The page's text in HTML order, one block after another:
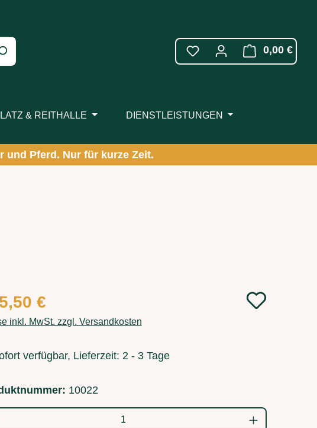
0,00 €
& REITHALLE DIENSTLEISTUNGEN
und Pferd. Nur für kurze Zeit.
Preis:
€
inkl. MwSt. zzgl. Versandkosten
verfügbar, Lieferzeit: 2 - 3 Tage
10022
Anzahl: Gib den gewünschten Wert ein